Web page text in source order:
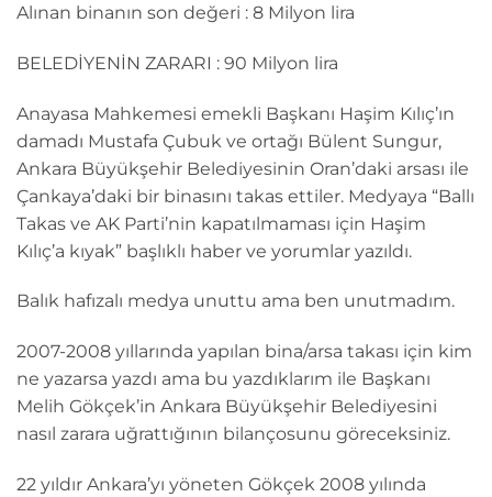
Alınan binanın son değeri : 8 Milyon lira
BELEDİYENİN ZARARI : 90 Milyon lira
Anayasa Mahkemesi emekli Başkanı Haşim Kılıç’ın
damadı Mustafa Çubuk ve ortağı Bülent Sungur,
Ankara Büyükşehir Belediyesinin Oran’daki arsası ile
Çankaya’daki bir binasını takas ettiler. Medyaya “Ballı
Takas ve AK Parti’nin kapatılmaması için Haşim
Kılıç’a kıyak” başlıklı haber ve yorumlar yazıldı.
Balık hafızalı medya unuttu ama ben unutmadım.
2007-2008 yıllarında yapılan bina/arsa takası için kim
ne yazarsa yazdı ama bu yazdıklarım ile Başkanı
Melih Gökçek’in Ankara Büyükşehir Belediyesini
nasıl zarara uğrattığının bilançosunu göreceksiniz.
22 yıldır Ankara’yı yöneten Gökçek 2008 yılında